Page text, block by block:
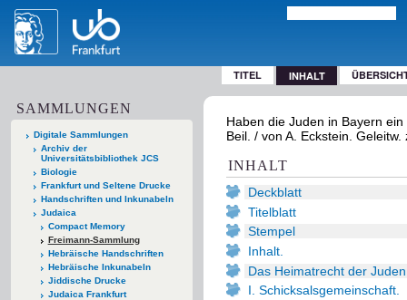
TITEL INHALT
SAMMLUNGEN
Digitale Sammlungen
Archiv der
Universitätsbibliothek JCS
Biologie
Frankfurt und Seltene Drucke
Handschriften und Inkunabeln
Judaica
Compact Memory
Freimann-Sammlung
Hebräische Handschriften
Hebräische Inkunabeln
Jiddische Drucke
Judaica Frankfurt
Haben die Juden in Bayern
Beil. / von A. Eckstein.
INHALT
Deckblatt
Titelblatt
Stempel
Inhalt.
Das Heimatrecht der
I. Schicksalsgemeinschaft.